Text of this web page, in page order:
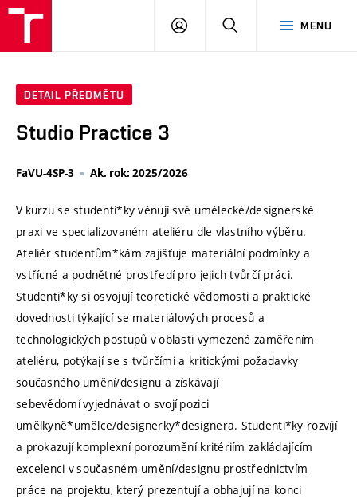
MENU
PŘIHLÁSIT
DETAIL PŘEDMĚTU
Studio Practice 3
FaVU-4SP-3 Ak. rok: 2025/2026
V kurzu se studenti*ky věnují své umělecké/designerské
praxi ve specializovaném ateliéru dle vlastního výběru.
Ateliér studentům*kám zajišťuje materiální podmínky a
vstřícné a podnětné prostředí pro jejich tvůrčí práci.
Studenti*ky si osvojují teoretické vědomosti a praktické
dovednosti týkající se materiálových procesů a
technologických postupů v oblasti vymezené zaměřením
ateliéru, potýkají se s tvůrčími a kritickými požadavky
současného umění/designu a získávají
sebevědomí vyjednávat o svojí pozici
umělkyně*umělce/designerky*designera. Studenti*ky rozvíjí
a prokazují komplexní porozumění kritériím zakládajícím
excelenci v současném umění/designu prostřednictvím
práce na projektu, který prezentují a obhajují na konci